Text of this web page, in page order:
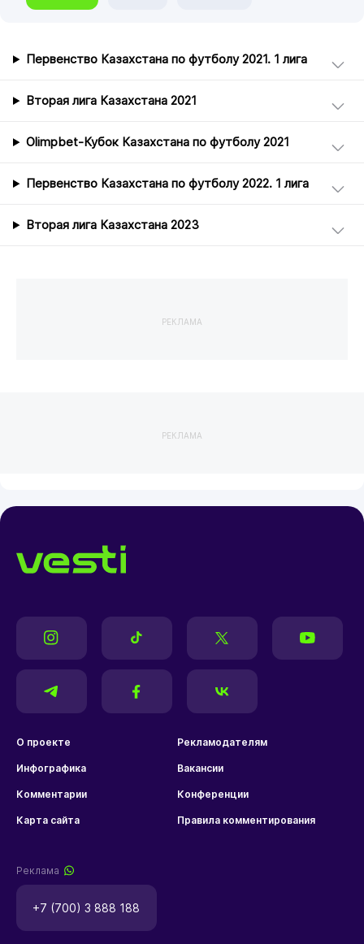
Первенство Казахстана по футболу 2021. 1 лига
Вторая лига Казахстана 2021
Olimpbet-Кубок Казахстана по футболу 2021
Первенство Казахстана по футболу 2022. 1 лига
Вторая лига Казахстана 2023
РЕКЛАМА
РЕКЛАМА
О проекте Рекламодателям
Инфографика Вакансии
Комментарии Конференции
Карта сайта Правила комментирования
Реклама
+7 (700) 3 888 188